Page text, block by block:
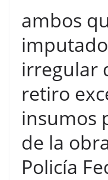
ambos
irregular
retiro
insumos
de la
Policía